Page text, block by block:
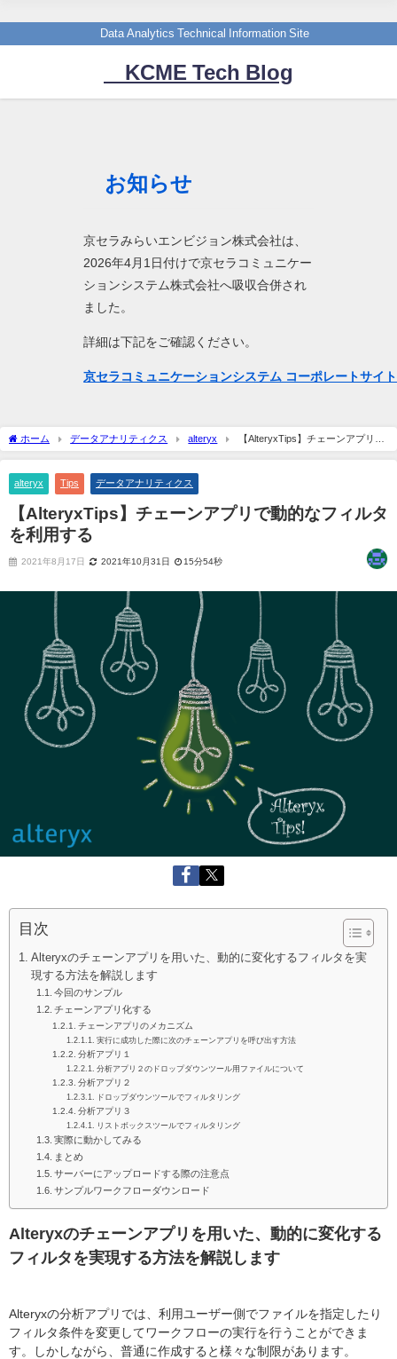
Data Analytics Technical Information Site
KCME Tech Blog
お知らせ
京セラみらいエンビジョン株式会社は、
2026年4月1日付けで京セラコミュニケー
ションシステム株式会社へ吸収合併され
ました。
詳細は下記をご確認ください。
京セラコミュニケーションシステム コーポレートサイ
ホーム データアナリティクス alteryx
【AlteryxTips】チェーンアプリで
動的なフィルタを利用する
alteryx Tips データアナリティクス
【AlteryxTips】チェーンアプリで動的なフィルタ
を利用する
2021年8月17日 2021年10月31日 15分54秒
目次
Alteryxのチェーンアプリを用いた、動的に変化するフィルタを実
現する方法を解説します
今回のサンプル
チェーンアプリ化する
チェーンアプリのメカニズム
実行に成功した際に次のチェーンアプリを呼び出す方法
分析アプリ１
分析アプリ２のドロップダウンツール用ファイルについて
分析アプリ２
ドロップダウンツールでフィルタリング
分析アプリ３
リストボックスツールでフィルタリング
実際に動かしてみる
まとめ
サーバーにアップロードする際の注意点
サンプルワークフローダウンロード
Alteryxのチェーンアプリを用いた、動的に変化する
フィルタを実現する方法を解説します
Alteryxの分析アプリでは、利用ユーザー側でファイルを指定したり
フィルタ条件を変更してワークフローの実行を行うことができま
す。しかしながら、普通に作成すると様々な制限があります。